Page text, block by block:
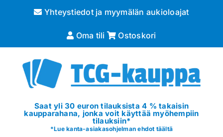
Yhteystiedot ja myymälän aukioloajat
Oma tili Ostoskori
Saat yli 30 euron tilauksista 4 % takaisin
kaupparahana, jonka voit käyttää myöhempiin
tilauksiin*
*Lue kanta-asiakasohjelman ehdot täältä